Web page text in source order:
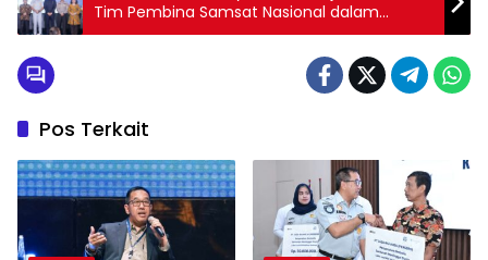
Tim Pembina Samsat Nasional dalam
Meningkatkan Kepatuhan Pajak Kendaraan
Pos Terkait